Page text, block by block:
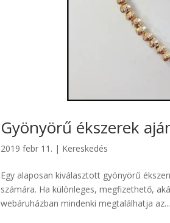
Gyönyörű ékszerek
2019 febr 11. | Kereskedés
Egy alaposan kiválasztott gyönyörű
számára. Ha különleges, megfizethető,
webáruházban mindenki megtalálhatja az...